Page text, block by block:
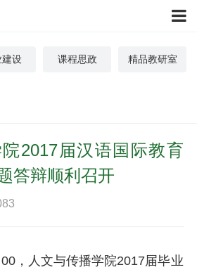
设 课程思政 精品教研室
2017届汉语国际教育
答辩顺利召开
，人文与传播学院2017届毕业